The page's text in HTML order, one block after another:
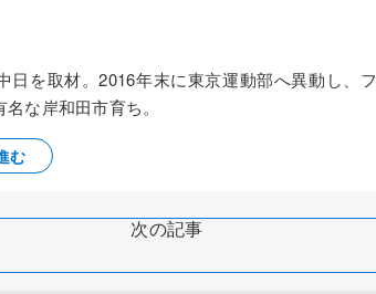
を取材。2016年末に東京運動部へ異動し、フ
な岸和田市育ち。
む
次の記事